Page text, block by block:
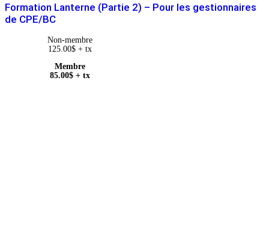
Formation Lanterne (Partie 2) – Pour les gestionnaires
de CPE/BC
Non-membre
125.00$+ tx
Membre
85.00$+ tx